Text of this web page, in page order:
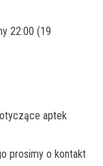
22:00 (19
aptek
prosimy o kontakt